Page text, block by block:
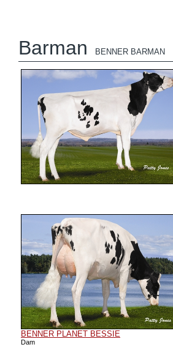
Barman BENNER BARMAN
BENNER PLANET BESSIE
Dam